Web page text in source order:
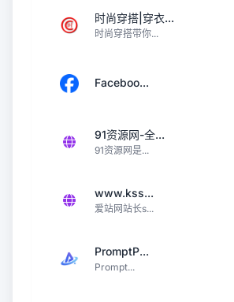
时尚穿搭|穿衣...
时尚穿搭带你...
Faceboo...
91资源网-全...
91资源网是...
www.kss...
爱站网站长s...
PromptP...
Prompt...